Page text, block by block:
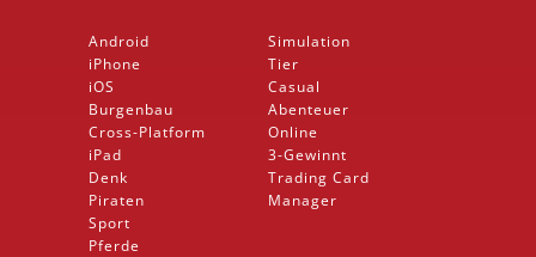
Android
iPhone
iOS
Burgenbau
Cross-Platform
iPad
Denk
Piraten
Sport
Pferde
Simulation
Tier
Casual
Abenteuer
Online
3-Gewinnt
Trading Card
Manager